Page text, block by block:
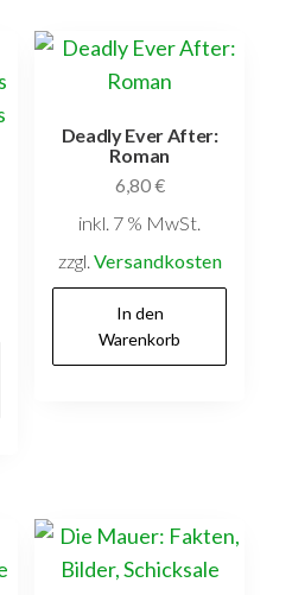
Deadly Ever After:
Roman
6,80€
inkl. 7 % MwSt.
zzgl. Versandkosten
In den
Warenkorb